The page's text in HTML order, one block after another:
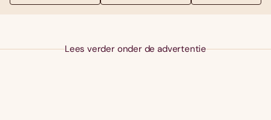
Lees verder onder de advertentie